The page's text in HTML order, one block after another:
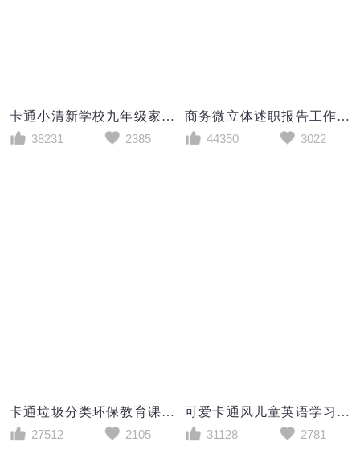
卡通小清新学校九年级家长会苦在当下赢在未来PPT模板
38231
2385
商务微立体述职报告工作总结PPT模板
44350
3022
卡通垃圾分类环保教育课件PPT模板
27512
2105
可爱卡通风儿童英语学习培训PPT模板
31128
2781